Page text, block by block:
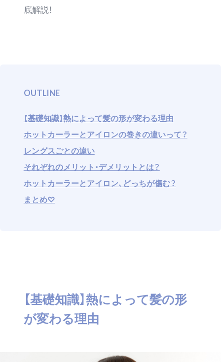
底解説！
OUTLINE
【基礎知識】熱によって髪の形が変わる理由
ホットカーラーとアイロンの巻きの違いって？
レングスごとの違い
それぞれのメリット・デメリットとは？
ホットカーラーとアイロン、どっちが傷む？
まとめ♡
【基礎知識】熱によって髪の形
が変わる理由